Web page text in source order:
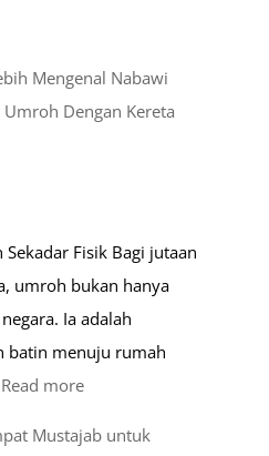
Mengenal Nabawi
Dengan Kereta
Fisik Bagi jutaan
umroh bukan hanya
Ia adalah
batin menuju rumah
Read more:
Mustajab untuk